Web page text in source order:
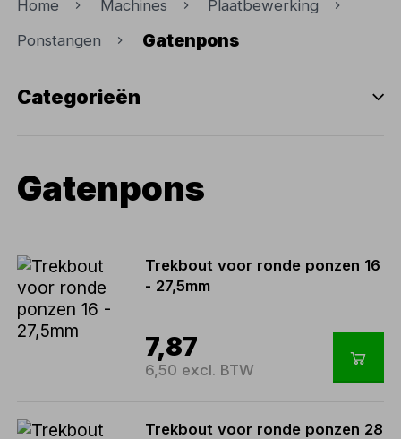
Home Machines
Plaatbewerking
Ponstangen
Gatenpons
Categorieën
Gatenpons
Trekbout voor ronde ponzen 16
- 27,5mm
7,87
6,50 excl. BTW
Trekbout voor ronde ponzen 28